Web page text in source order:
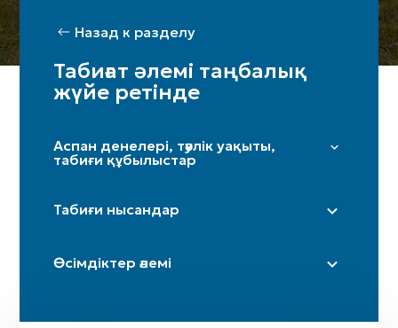
Назад к разделу
Табиғат әлемі таңбалық
жүйе ретінде
Аспан денелері, тәулік уақыты,
табиғи құбылыстар
Күн
Таңсәрі
Күн күркіреуі мен найзағай
Табиғи нысандар
Үңгір
Өзен (бастаулары)
Өсімдіктер әлемі
Шынар